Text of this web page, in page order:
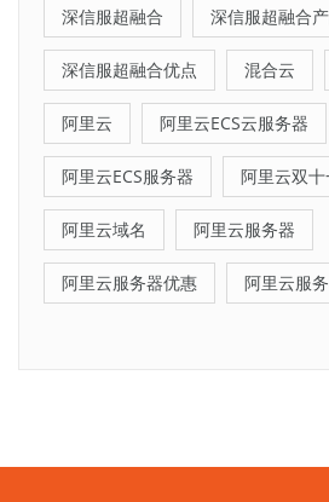
深信服超融合 深信服超融合
深信服超融合优点 混合云
阿里云 阿里云ECS云服务器
阿里云ECS服务器 阿里云双
阿里云域名 阿里云服务器
阿里云服务器优惠 阿里云服